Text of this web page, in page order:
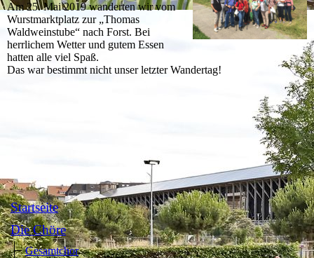
Am 25. Mai 2019 wanderten wir vom
Wurstmarktplatz zur „Thomas
Waldweinstube“ nach Forst. Bei
herrlichem Wetter und gutem Essen
hatten alle viel Spaß.
Das war bestimmt nicht unser letzter Wandertag!
Startseite
Die Chöre
Gesamtchor